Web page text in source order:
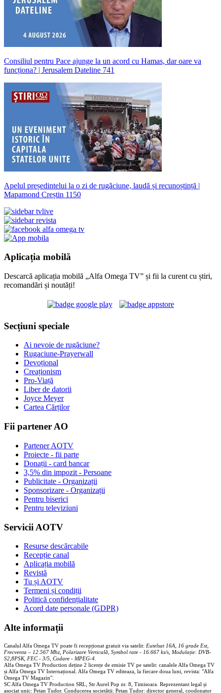
Consiliul pentru Pace ajunge la un acord cu Hamas, dar oare va
funcționa? | Jerusalem Dateline 741
Apelul președintelui la o zi de rugăciune, laudă și recunoștință |
Mapamond Creștin 1150
Aplicația mobilă
Descarcă aplicația mobilă „Alfa Omega TV” și fii la curent cu știri,
recomandări și noutăți!
Secțiuni speciale
Ai nevoie de rugăciune?
Rugaciune-Prayerwall
Devoțional
Creaționism
Pro-Viață
Liber de datorii
Joyce Meyer
Cartea Cărților
Fii partener AO
Partener AOTV
Proiecte - fii parte
Donații - card bancar
3,5% din impozit - Persoane
Publicitate - Organizații
Sponsorizare - Organizații
Pentru biserici
Pentru televiziuni
Servicii AOTV
Resurse descărcabile
Recepție canal
Aplicația mobilă
Revistă
Tu și AOTV
Termeni și condiții
Politică confidențialitate
Acord date personale (GDPR)
Alte informații
Canalul Alfa Omega TV poate fi recepționat gratuit via satelit: Eutelsat 16A, 16 grade Est,
Frecventa – 12.567 Mhz, Polarizare Verticală, Symbol rate - 16.667 ks/s, Modulație: DVB-
S2,8PSK, FEC - 3/5, Codare - MPEG-4
Alfa Omega TV Production deține 2 licențe de emisie TV pe satelit: canalele Alfa Omega TV
și Alfa Omega TV Internațional. Alfa Omega TV editeaza, la fiecare doua luni, revista: "Alfa
Omega TV Magazin".
SC Alfa Omega TV Production SRL, Str Aurel Pop nr. 8, Timisoara. Reprezentant legal și
asociat unic: Pețan Tudor. Conducerea societății: Pețan Tudor: director general, coodonator